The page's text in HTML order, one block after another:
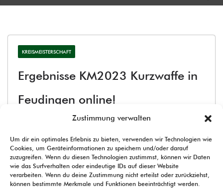
Zustimmung verwalten
Um dir ein optimales Erlebnis zu bieten, verwenden wir Technologien wie
Cookies, um Geräteinformationen zu speichern und/oder darauf
zuzugreifen. Wenn du diesen Technologien zustimmst, können wir Daten
wie das Surfverhalten oder eindeutige IDs auf dieser Website
verarbeiten. Wenn du deine Zustimmung nicht erteilst oder zurückziehst,
können bestimmte Merkmale und Funktionen beeinträchtigt werden.
KREISMEISTERSCHAFT
Ergebnisse KM2023 Kurzwaffe in
Feudingen online!
Montag, 21. November 2022 Patrick Strackbein
Hallo zusammen,
die Kreismeisterschaften 2023 Kurzwaffe in
Feudingen sind abgeschlossen und die Ergebnisse